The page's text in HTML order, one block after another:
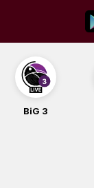
content
BiG 4